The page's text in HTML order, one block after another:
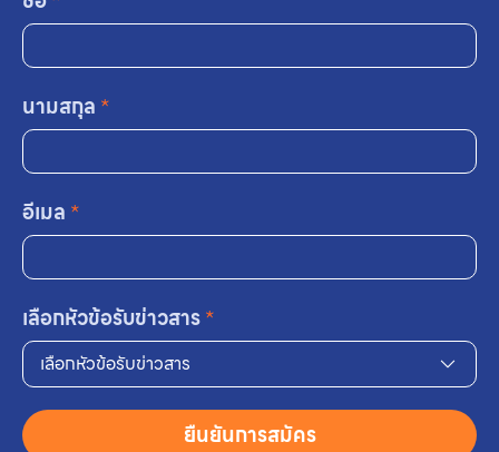
นามสกุล *
อีเมล *
เลือกหัวข้อรับข่าวสาร*
เลือกหัวข้อรับข่าวสาร
ยืนยันการสมัคร